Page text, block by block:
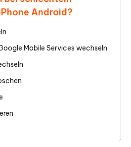
Android?
Mobile Services wechseln